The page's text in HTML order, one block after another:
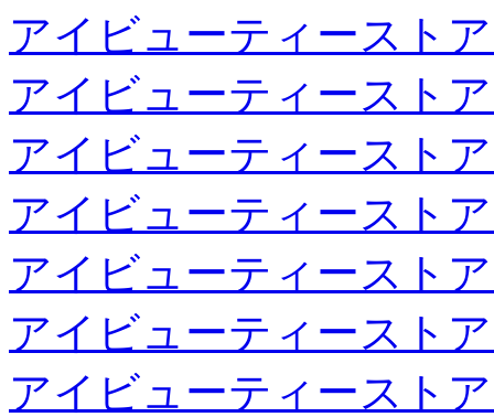
アイビューティースト
アイビューティースト
アイビューティースト
アイビューティースト
アイビューティースト
アイビューティースト
アイビューティースト